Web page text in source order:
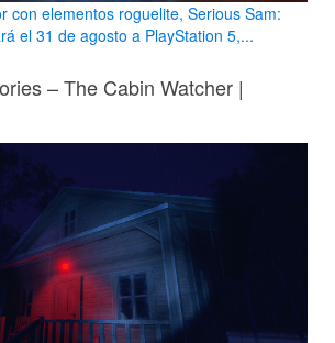
con elementos roguelite, Serious Sam:
el 31 de agosto a PlayStation 5,...
– The Cabin Watcher |